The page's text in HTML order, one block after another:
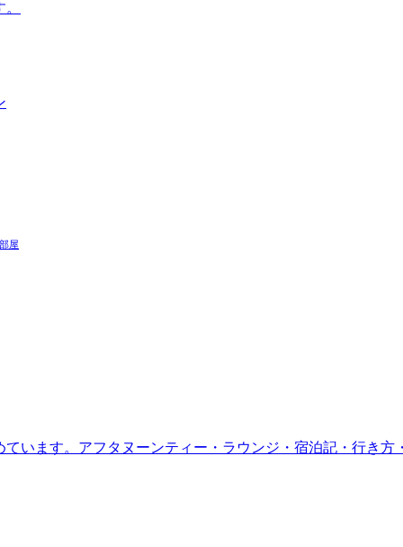
部屋
います。アフタヌーンティー・ラウンジ・宿泊記・行き方